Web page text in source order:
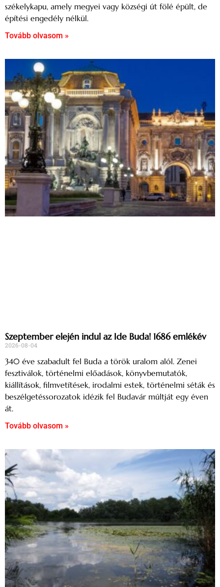
székelykapu, amely megyei vagy községi út fölé épült, de
építési engedély nélkül.
Tovább olvasom »
Szeptember elején indul az Ide Buda! 1686 emlékév
2026-08-04
340 éve szabadult fel Buda a török uralom alól. Zenei
fesztiválok, történelmi előadások, könyvbemutatók,
kiállítások, filmvetítések, irodalmi estek, történelmi séták és
beszélgetéssorozatok idézik fel Budavár múltját egy éven
át.
Tovább olvasom »